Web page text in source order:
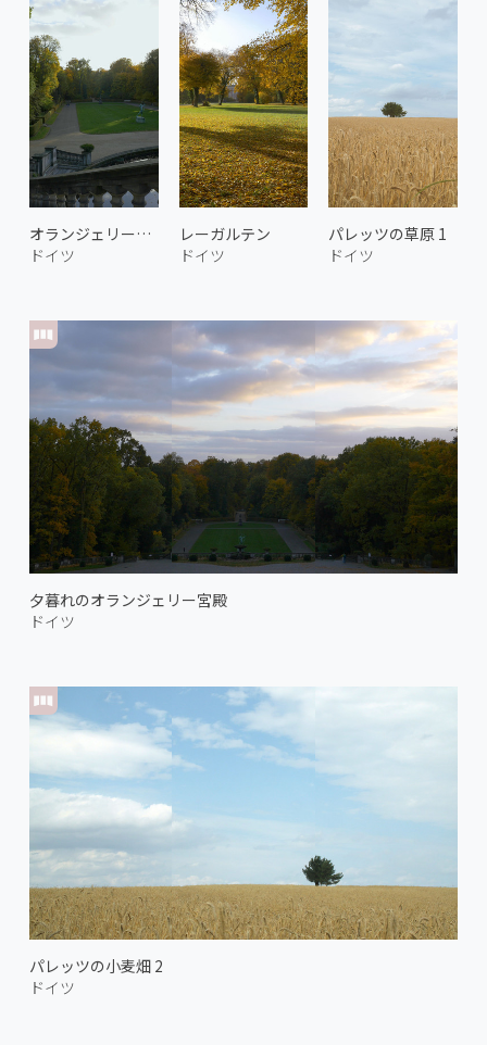
オランジェリー宮殿
ドイツ
夕暮れのオランジェリー宮殿
ドイツ
レーガルテン
ドイツ
パレッツの小麦畑 2
ドイツ
パレッツの草原 1
ドイツ